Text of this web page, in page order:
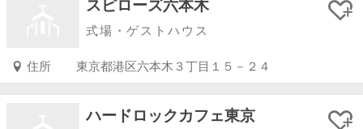
スピローズ六本木
式場・ゲストハウス
住所 東京都港区六本木３丁目１５－２４
ハードロックカフェ東京